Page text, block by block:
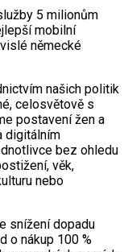
5 milionům
mobilní
německé
našich politik
celosvětově s
postavení žen a
digitálním
bez ohledu
věk,
nebo
snížení dopadu
o nákup 100 %